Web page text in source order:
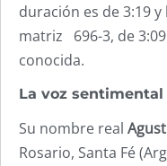
duración es de 3:19
matriz 696-3, de
conocida.
La voz sentimental
Su nombre real
Rosario, Santa Fé